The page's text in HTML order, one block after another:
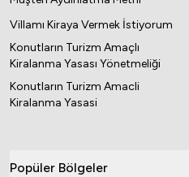
Villamı Kiraya Vermek İstiyorum
Konutların Turizm Amaçlı
Kiralanma Yasası Yönetmeliği
Konutların Turizm Amacli
Kiralanma Yasasi
Popüler Bölgeler